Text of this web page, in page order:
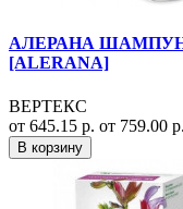
АЛЕРАНА
[ALERANA]
ВЕРТЕКС
от 645.15 р. от 759.00 р.
В корзину